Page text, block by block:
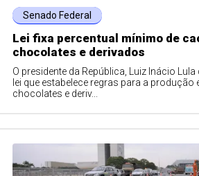
Senado Federal
Lei fixa percentual mínimo de
chocolates e derivados
O presidente da República, Luiz Inácio
lei que estabelece regras para a
chocolates e deriv...